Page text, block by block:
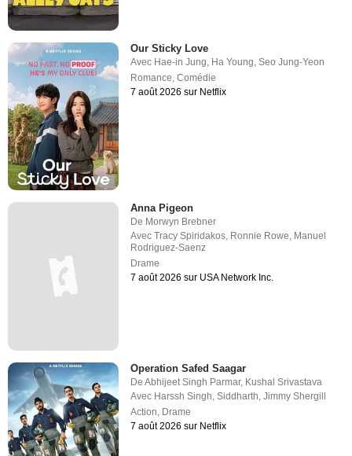
Our Sticky Love
Avec Hae-in Jung, Ha Young,Seo Jung-Yeon
Romance,Comédie
7 août 2026 sur Netflix
Anna Pigeon
De Morwyn Brebner
AvecTracy Spiridakos, Ronnie Rowe, Manuel
Rodriguez-Saenz
Drame
7 août 2026 sur USA Network Inc.
Operation Safed Saagar
DeAbhijeet Singh Parmar, Kushal Srivastava
Avec Harssh Singh ,Siddharth ,Jimmy Shergill
Action Drame
7 août 2026 sur Netflix